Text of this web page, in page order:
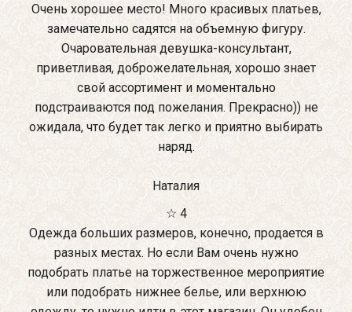
Очень хорошее место! Много красивых платьев,
замечательно садятся на объемную фигуру.
Очаровательная девушка-консультант,
приветливая, доброжелательная, хорошо знает
свой ассортимент и моментально
подстраиваются под пожелания. Прекрасно)) не
ожидала, что будет так легко и приятно выбирать
наряд.
Наталия
☆ 4
Одежда больших размеров, конечно, продается в
разных местах. Но если Вам очень нужно
подобрать платье на торжественное мероприятие
или подобрать нижнее белье, или верхнюю